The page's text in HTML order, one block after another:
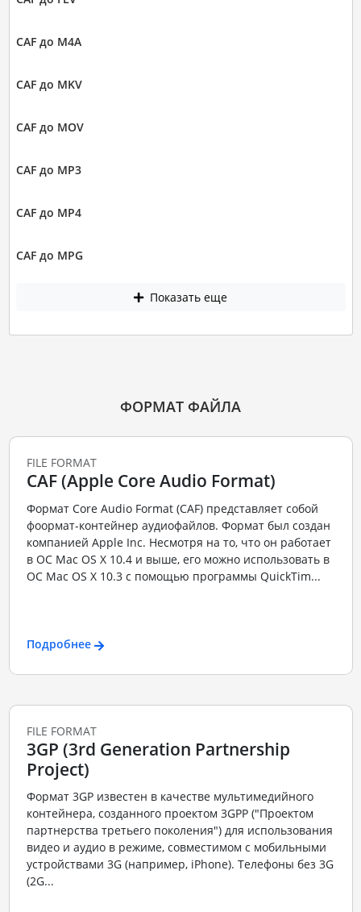
CAF до M4A
CAF до MKV
CAF до MOV
CAF до MP3
CAF до MP4
CAF до MPG
Показать еще
ФОРМАТ ФАЙЛА
FILE FORMAT
CAF (Apple Core Audio Format)
Формат Core Audio Format (CAF) представляет собой
фоормат-контейнер аудиофайлов. Формат был создан
компанией Apple Inc. Несмотря на то, что он работает
в ОС Mac OS X 10.4 и выше, его можно использовать в
ОС Mac OS X 10.3 с помощью программы QuickTim...
Подробнее
FILE FORMAT
3GP (3rd Generation Partnership
Project)
Формат 3GP известен в качестве мультимедийного
контейнера, созданного проектом 3GPP ("Проектом
партнерства третьего поколения") для использования
видео и аудио в режиме, совместимом с мобильными
устройствами 3G (например, iPhone). Телефоны без 3G
(2G...